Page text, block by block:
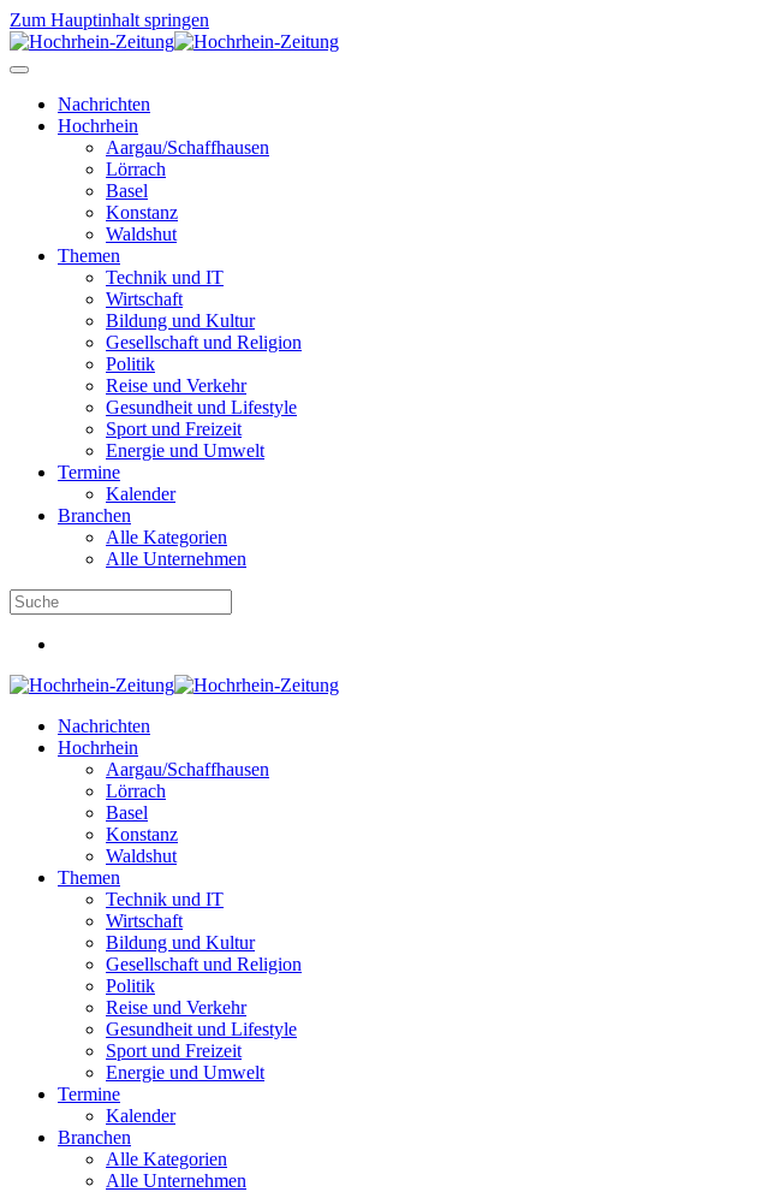
Zum Hauptinhalt springen
Nachrichten
Hochrhein
Aargau/Schaffhausen
Lörrach
Basel
Konstanz
Waldshut
Themen
Technik und IT
Wirtschaft
Bildung und Kultur
Gesellschaft und Religion
Politik
Reise und Verkehr
Gesundheit und Lifestyle
Sport und Freizeit
Energie und Umwelt
Termine
Kalender
Branchen
Alle Kategorien
Alle Unternehmen
Nachrichten
Hochrhein
Aargau/Schaffhausen
Lörrach
Basel
Konstanz
Waldshut
Themen
Technik und IT
Wirtschaft
Bildung und Kultur
Gesellschaft und Religion
Politik
Reise und Verkehr
Gesundheit und Lifestyle
Sport und Freizeit
Energie und Umwelt
Termine
Kalender
Branchen
Alle Kategorien
Alle Unternehmen